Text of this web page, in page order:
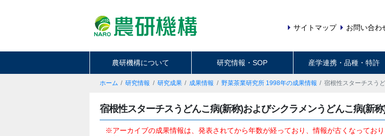
サイトマップ お問い合わ
農研機構について 研究情報・SOP 産学連携・品種・特許
ホーム 研究情報 研究成果 成果情報 野菜茶業研究所 1998年の成果情報 宿根性スターチスう
宿根性スターチスうどんこ病(新称)およびシクラメンうどんこ病(新称
※アーカイブの成果情報は、発表されてから年数が経っており、情報が古くなっており